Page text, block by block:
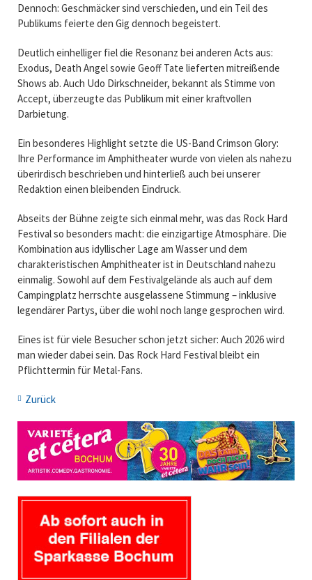
Dennoch: Geschmäcker sind verschieden, und ein Teil des
Publikums feierte den Gig dennoch begeistert.
Deutlich einhelliger fiel die Resonanz bei anderen Acts aus:
Exodus, Death Angelsowie Geoff Tate lieferten mitreißende
Shows ab. Auch Udo Dirkschneider, bekannt als Stimme von
Accept, überzeugte das Publikum mit einer kraftvollen
Darbietung.
Ein besonderes Highlight setzte die US-Band Crimson Glory:
Ihre Performance im Amphitheater wurde von vielen als nahezu
überirdisch beschrieben und hinterließ auch bei unserer
Redaktion einen bleibenden Eindruck.
Abseits der Bühne zeigte sich einmal mehr, was das Rock Hard
Festival so besonders macht: die einzigartige Atmosphäre. Die
Kombination aus idyllischer Lage am Wasser und dem
charakteristischen Amphitheater ist in Deutschland nahezu
einmalig. Sowohl auf dem Festivalgelände als auch auf dem
Campingplatz herrschte ausgelassene Stimmung – inklusive
legendärer Partys, über die wohl noch lange gesprochen wird.
Eines ist für viele Besucher schon jetzt sicher: Auch 2026 wird
man wieder dabei sein. Das Rock Hard Festival bleibt ein
Pflichttermin für Metal-Fans.
Zurück